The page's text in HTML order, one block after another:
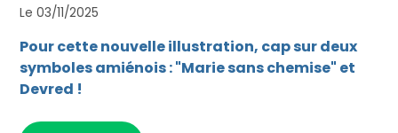
Le 03/11/2025
Pour cette nouvelle illustration, cap sur deux
symboles amiénois : "Marie sans chemise" et
Devred !